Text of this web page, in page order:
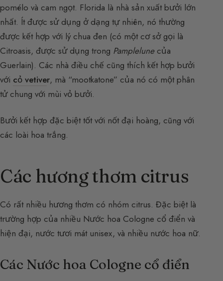
pomélo và cam ngọt. Florida là nhà sản xuất bưởi lớn
nhất. Ít được sử dụng ở dạng tự nhiên, nó thường
được kết hợp với lý chua đen (có một cơ sở gọi là
Citroasis, được sử dụng trong Pamplelunecủa
Guerlain). Các nhà điều chế cũng thích kết hợp bưởi
với cỏ vetiver, mà “mootkatone” của nó có một phân
tử chung với mùi vỏ bưởi.
Bưởi kết hợp đặc biệt tốt với nốt đại hoàng, cũng với
các loài hoa trắng.
Các hương thơm citrus
Có rất nhiều hương thơm có nhóm citrus. Đặc biệt là
trường hợp của nhiều Nước hoa Cologne cổ điển và
hiện đại, nước tươi mát unisex, và nhiều nước hoa nữ.
Các Nước hoa Cologne cổ điển